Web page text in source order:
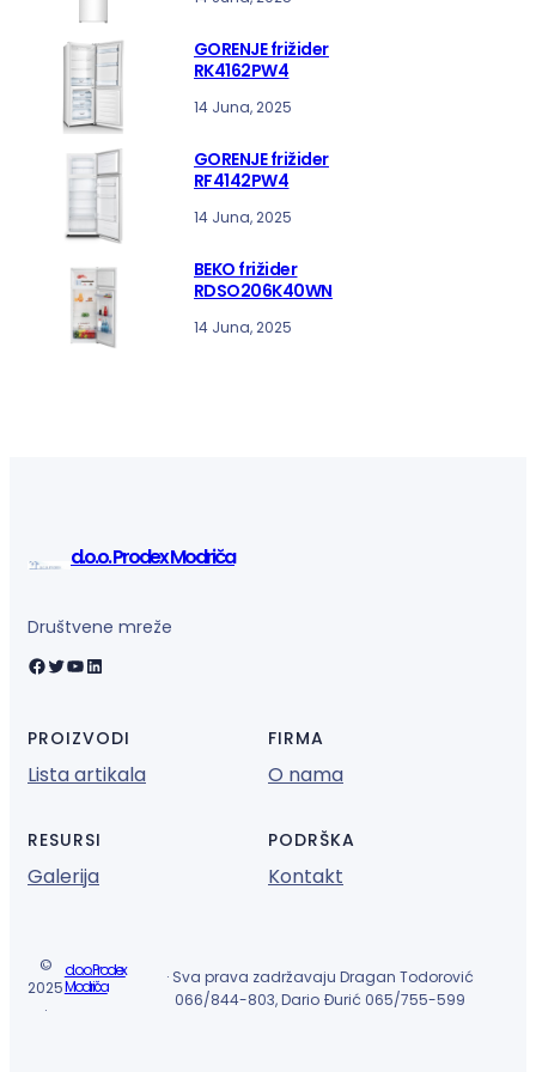
GORENJE frižider
RK4162PW4
14 Juna, 2025
GORENJE frižider
RF4142PW4
14 Juna, 2025
BEKO frižider
RDSO206K40WN
14 Juna, 2025
d.o.o. Prodex Modriča
Društvene mreže
Facebook Twitter YouTube LinkedIn
PROIZVODI
Lista artikala
FIRMA
O nama
RESURSI
Galerija
PODRŠKA
Kontakt
©
2025
·
d.o.o. Prodex
Modriča
· Sva prava zadržavaju Dragan Todorović
066/844-803, Dario Đurić 065/755-599